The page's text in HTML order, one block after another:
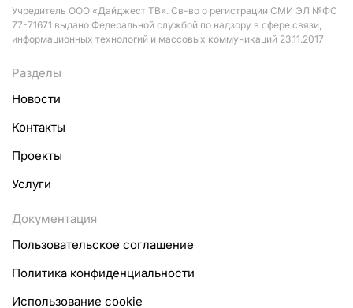
Учредитель ООО «Дайджест ТВ». Св-во о регистрации СМИ ЭЛ №ФС
77-71671 выдано Федеральной службой по надзору в сфере связи,
информационных технологий и массовых коммуникаций 23.11.2017
Разделы
Новости
Контакты
Проекты
Услуги
Документация
Пользовательское соглашение
Политика конфиденциальности
Использование cookie